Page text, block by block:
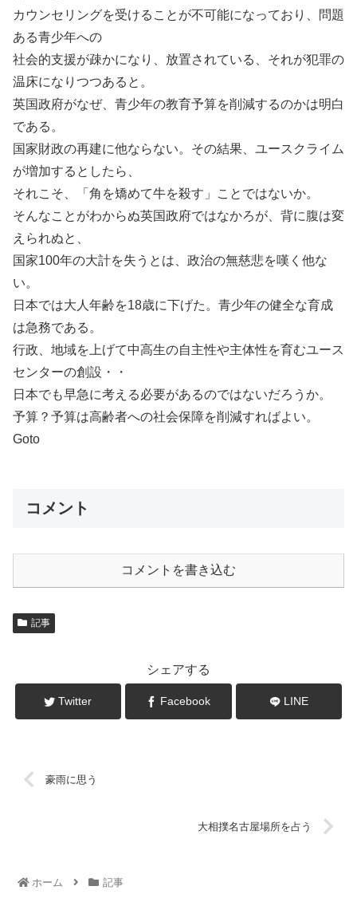
カウンセリングを受けることが不可能になっており、問題
ある青少年への
社会的支援が疎かになり、放置されている、それが犯罪の
温床になりつつあると。
英国政府がなぜ、青少年の教育予算を削減するのかは明白
である。
国家財政の再建に他ならない。その結果、ユースクライム
が増加するとしたら、
それこそ、「角を矯めて牛を殺す」ことではないか。
そんなことがわからぬ英国政府ではなかろが、背に腹は変
えられぬと、
国家100年の大計を失うとは、政治の無慈悲を嘆く他な
い。
日本では大人年齢を18歳に下げた。青少年の健全な育成
は急務である。
行政、地域を上げて中高生の自主性や主体性を育むユース
センターの創設・・
日本でも早急に考える必要があるのではないだろうか。
予算？予算は高齢者への社会保障を削減すればよい。
Goto
コメント
コメントを書き込む
記事
シェアする
Twitter Facebook LINE
豪雨に思う
大相撲名古屋場所を占う
ホーム 記事